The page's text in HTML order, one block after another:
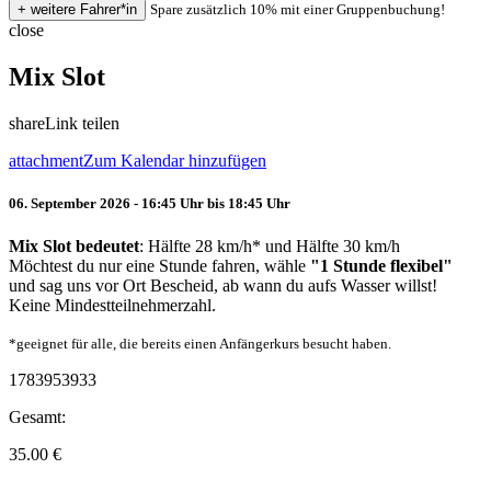
Spare zusätzlich 10% mit einer Gruppenbuchung!
close
Mix Slot
shareLink teilen
attachmentZum Kalendar hinzufügen
06. September 2026 - 16:45 Uhr bis 18:45 Uhr
Mix Slot bedeutet: Hälfte 28 km/h* und Hälfte 30 km/h
Möchtest du nur eine Stunde fahren, wähle "1 Stunde flexibel"
und sag uns vor Ort Bescheid, ab wann du aufs Wasser willst!
Keine Mindestteilnehmerzahl.
*geeignet für alle, die bereits einen Anfängerkurs besucht haben.
1783953933
Gesamt:
35.00 €